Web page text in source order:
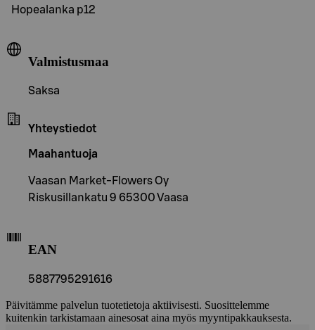
Hopealanka p12
Valmistusmaa
Saksa
Yhteystiedot
Maahantuoja
Vaasan Market-Flowers Oy
Riskusillankatu 9 65300 Vaasa
EAN
5887795291616
Päivitämme palvelun tuotetietoja aktiivisesti. Suosittelemme
kuitenkin tarkistamaan ainesosat aina myös myyntipakkauksesta.